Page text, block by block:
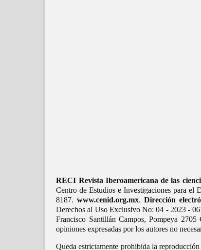
RECI Revista Iberoamericana de las
Centro de Estudios e Investigaciones para
8187.www.cenid.org.mx.Dirección
Derechos al Uso Exclusivo No: 04 - 2023 -
Francisco Santillán Campos, Pompeya
opiniones expresadas por los autores no
Queda estrictamente prohibida la